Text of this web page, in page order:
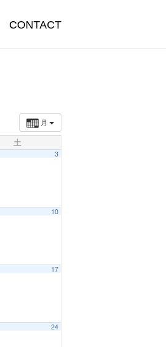
CONTACT
月
土
3
10
17
24